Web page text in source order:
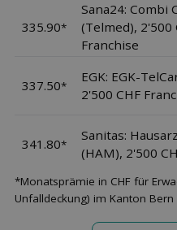
335.90*
Sana24: Combi
(Telmed), 2'500
Franchise
337.50*
EGK: EGK-
2'500 CHF
341.80*
Sanitas:
(HAM), 2'500
*Monatsprämie in CHF für
Unfalldeckung) im Kanton Bern